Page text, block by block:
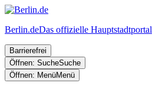
Berlin.deDas offizielle Hauptstadtportal
Barrierefrei
Öffnen: SucheSuche
Öffnen: MenüMenü